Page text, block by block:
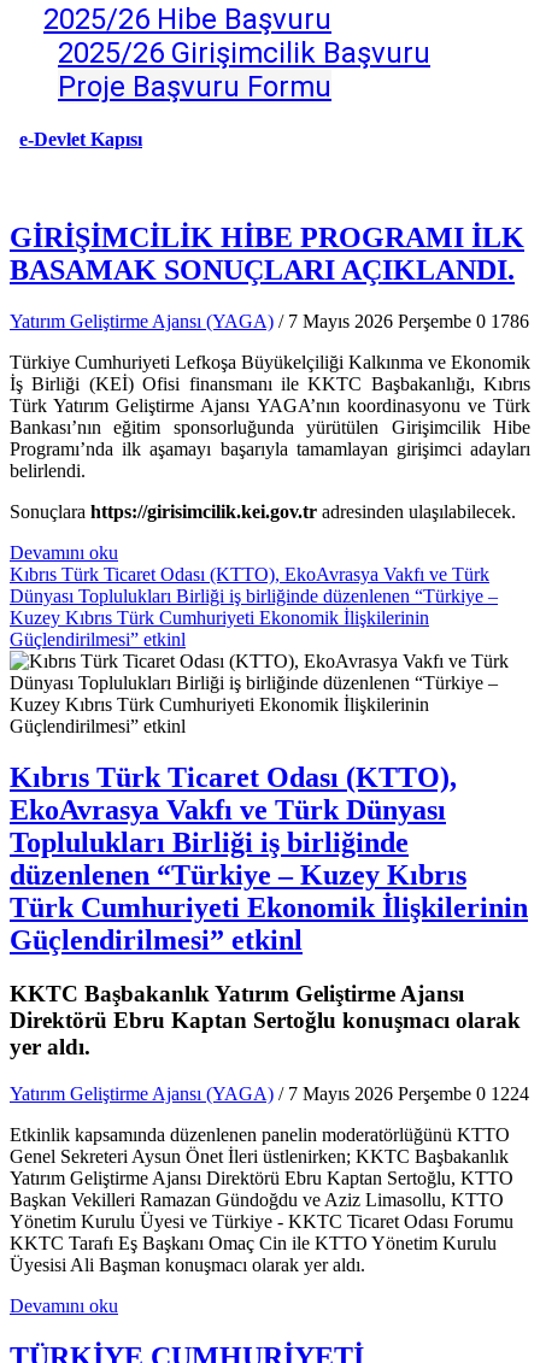
2025/26 Hibe Başvuru
2025/26 Girişimcilik Başvuru
Proje Başvuru Formu
e-Devlet Kapısı
GİRİŞİMCİLİK HİBE PROGRAMI İLK
BASAMAK SONUÇLARI AÇIKLANDI.
Yatırım Geliştirme Ajansı (YAGA) / 7 Mayıs 2026 Perşembe 0 1786
Türkiye Cumhuriyeti Lefkoşa Büyükelçiliği Kalkınma ve Ekonomik
İş Birliği (KEİ) Ofisi finansmanı ile KKTC Başbakanlığı, Kıbrıs
Türk Yatırım Geliştirme Ajansı YAGA’nın koordinasyonu ve Türk
Bankası’nın eğitim sponsorluğunda yürütülen Girişimcilik Hibe
Programı’nda ilk aşamayı başarıyla tamamlayan girişimci adayları
belirlendi.
Sonuçlara https://girisimcilik.kei.gov.tr adresinden ulaşılabilecek.
Devamını oku
Kıbrıs Türk Ticaret Odası (KTTO), EkoAvrasya Vakfı ve Türk
Dünyası Toplulukları Birliği iş birliğinde düzenlenen “Türkiye –
Kuzey Kıbrıs Türk Cumhuriyeti Ekonomik İlişkilerinin
Güçlendirilmesi” etkinl
Kıbrıs Türk Ticaret Odası (KTTO),
EkoAvrasya Vakfı ve Türk Dünyası
Toplulukları Birliği iş birliğinde
düzenlenen “Türkiye – Kuzey Kıbrıs
Türk Cumhuriyeti Ekonomik İlişkilerinin
Güçlendirilmesi” etkinl
KKTC Başbakanlık Yatırım Geliştirme Ajansı
Direktörü Ebru Kaptan Sertoğlu konuşmacı olarak
yer aldı.
Yatırım Geliştirme Ajansı (YAGA) / 7 Mayıs 2026 Perşembe 0 1224
Etkinlik kapsamında düzenlenen panelin moderatörlüğünü KTTO
Genel Sekreteri Aysun Önet İleri üstlenirken; KKTC Başbakanlık
Yatırım Geliştirme Ajansı Direktörü Ebru Kaptan Sertoğlu, KTTO
Başkan Vekilleri Ramazan Gündoğdu ve Aziz Limasollu, KTTO
Yönetim Kurulu Üyesi ve Türkiye - KKTC Ticaret Odası Forumu
KKTC Tarafı Eş Başkanı Omaç Cin ile KTTO Yönetim Kurulu
Üyesisi Ali Başman konuşmacı olarak yer aldı.
Devamını oku
TÜRKİYE CUMHURİYETİ